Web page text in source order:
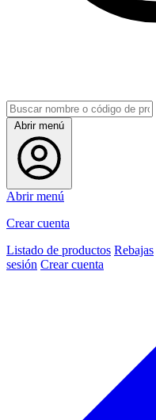
Abrir menú
Abrir menú
Crear cuenta
Listado de productos Rebajas
sesión Crear cuenta